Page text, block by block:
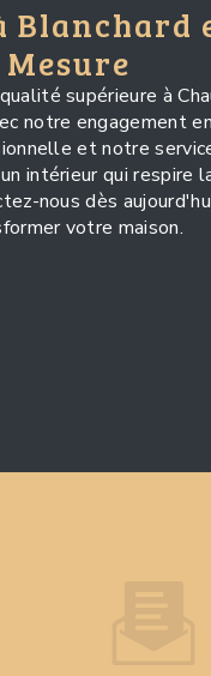
Blanchard
supérieure à
notre engagement
et notre
intérieur qui respire
nous dès
votre maison.